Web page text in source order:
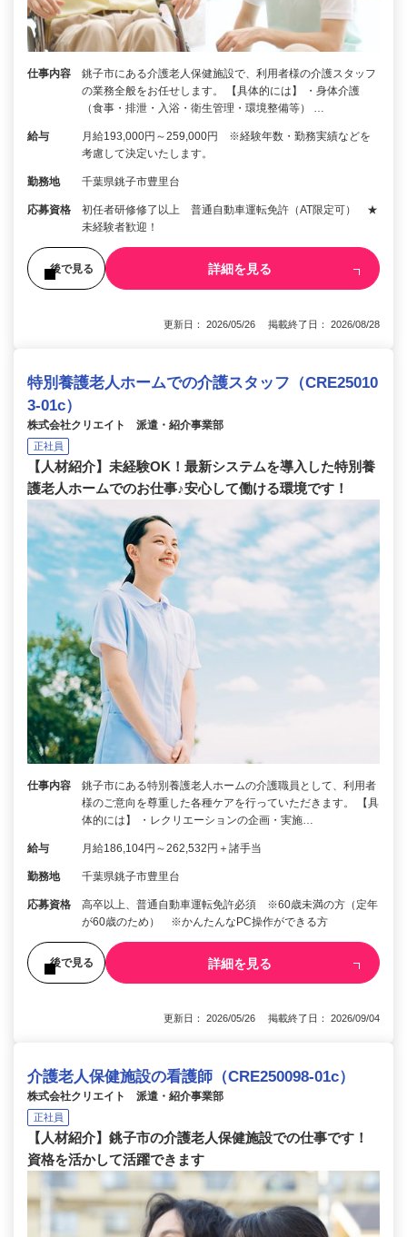
仕事内容
銚子市にある介護老人保健施設で、利用者様の介護スタッフ
の業務全般をお任せします。 【具体的には】 ・身体介護
（食事・排泄・入浴・衛生管理・環境整備等） …
給与
月給193,000円～259,000円 ※経験年数・勤務実績などを
考慮して決定いたします。
勤務地 千葉県銚子市豊里台
応募資格
初任者研修修了以上 普通自動車運転免許（AT限定可） ★
未経験者歓迎！
後で見る 詳細を見る
更新日： 2026/05/26 掲載終了日： 2026/08/28
特別養護老人ホームでの介護スタッフ（CRE25010
3-01c）
株式会社クリエイト 派遣・紹介事業部
正社員
【人材紹介】未経験OK！最新システムを導入した特別養
護老人ホームでのお仕事♪安心して働ける環境です！
仕事内容
銚子市にある特別養護老人ホームの介護職員として、利用者
様のご意向を尊重した各種ケアを行っていただきます。 【具
体的には】 ・レクリエーションの企画・実施…
給与 月給186,104円～262,532円＋諸手当
勤務地 千葉県銚子市豊里台
応募資格
高卒以上、普通自動車運転免許必須 ※60歳未満の方（定年
が60歳のため） ※かんたんなPC操作ができる方
後で見る 詳細を見る
更新日： 2026/05/26 掲載終了日： 2026/09/04
介護老人保健施設の看護師（CRE250098-01c）
株式会社クリエイト 派遣・紹介事業部
正社員
【人材紹介】銚子市の介護老人保健施設での仕事です！
資格を活かして活躍できます